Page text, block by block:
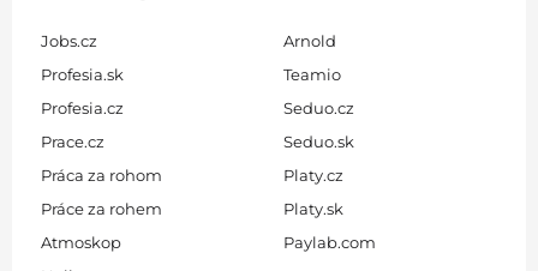
Jobs.cz
Profesia.sk
Profesia.cz
Prace.cz
Práca za rohom
Práce za rohem
Atmoskop
Arnold
Teamio
Seduo.cz
Seduo.sk
Platy.cz
Platy.sk
Paylab.com